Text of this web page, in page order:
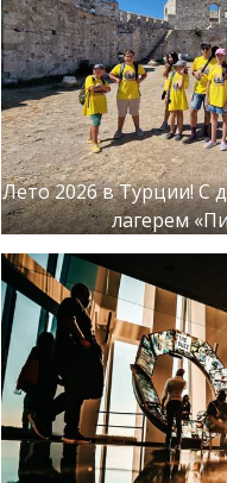
Лето 2026 в Турции! С
лагерем